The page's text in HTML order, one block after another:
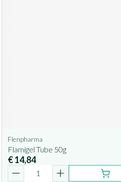
Flenpharma
Flamigel Tube 50g
€ 14,84